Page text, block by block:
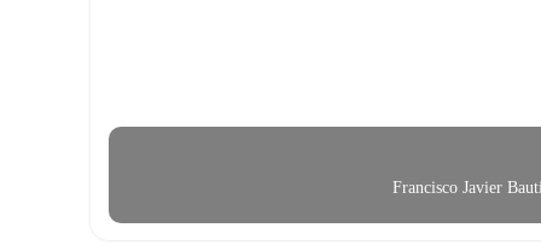
Francisco Javier